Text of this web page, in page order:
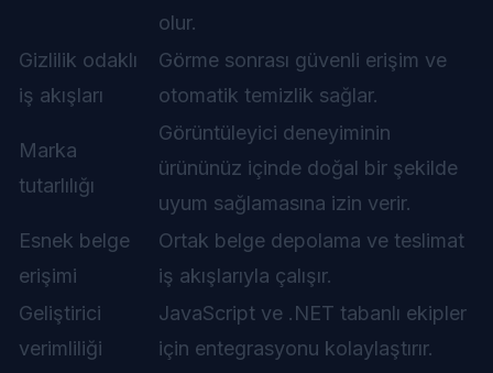
olur.
Gizlilik odaklı
iş akışları
Görme sonrası güvenli erişim ve
otomatik temizlik sağlar.
Marka
tutarlılığı
Görüntüleyici deneyiminin
ürününüz içinde doğal bir şekilde
uyum sağlamasına izin verir.
Esnek belge
erişimi
Ortak belge depolama ve teslimat
iş akışlarıyla çalışır.
Geliştirici
verimliliği
JavaScript ve .NET tabanlı ekipler
için entegrasyonu kolaylaştırır.